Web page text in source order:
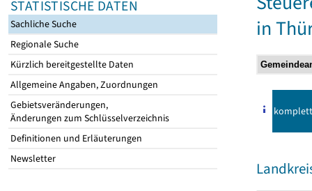
STATISTISCHE DATEN
Sachliche Suche
Regionale Suche
Kürzlich bereitgestellte Daten
Allgemeine Angaben, Zuordnungen
Gebietsveränderungen,
Änderungen zum Schlüsselverzeichnis
Definitionen und Erläuterungen
Newsletter
in
komplett